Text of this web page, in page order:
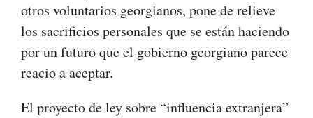
otros voluntarios georgianos, pone de relieve
los sacrificios personales que se están haciendo
por un futuro que el gobierno georgiano parece
reacio a aceptar.
El proyecto de ley sobre “influencia extranjera”